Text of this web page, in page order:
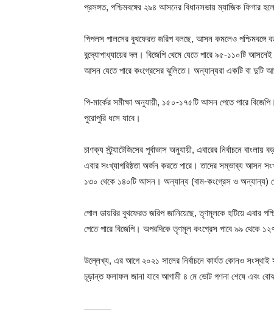
প্রসঙ্গত, পশ্চিমবঙ্গের ২৯৪ আসনের বিধানসভায় ম্যাজিক
পিপলস পালসের বুথফেরত জরিপ বলছে, আসন কমলেও
বন্দ্যোপাধ্যায়ের দল। বিজেপি থেমে যেতে পারে ৯৫-১১০টি
আসন যেতে পারে কংগ্রেসের ঝুলিতে। অন্যান্যরা একটি বা দুটি
পি-মার্কের সমীক্ষা অনুযায়ী, ১৫০-১৭৫টি আসন পেতে পারে
পুরোপুরি ধসে যাবে।
চাণক্য স্ট্র্যাটেজিসের পূর্বাভাস অনুযায়ী, এবারের নির্বাচনে
এবার সংখ্যাগরিষ্ঠতা অর্জন করতে পারে। তাদের সম্ভাব্য আসন
১৩০ থেকে ১৪০টি আসন। অন্যান্য (বাম-কংগ্রেস ও অন্যান্য)
পোল ডায়রির বুথফেরত জরিপ জানিয়েছে, তৃণমূলকে হটিয়ে এবার
পেতে পারে বিজেপি। অপরদিকে তৃণমূল কংগ্রেস পাবে ৯৯ থেকে
উল্লেখ্য, এর আগে ২০২১ সালের নির্বাচনে কার্যত কোনও সংস্থাই
চূড়ান্ত ফলাফল জানা যাবে আগামী ৪ মে ভোট গণনা শেষে এবং